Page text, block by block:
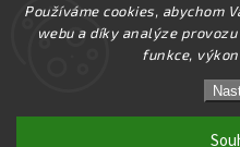
Používáme cookies, abychom
webu a díky analýze
funkce,
☀️Ve dnech 3-14.8 2026
DOVOLENÉ. Eshop zůstává
budeme zpracovávat v
pochopení.☀️
kapesni-
Upravit